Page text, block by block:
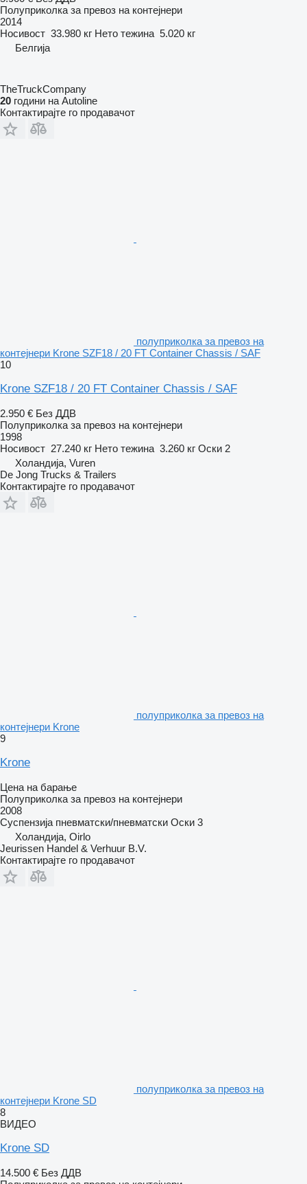
Полуприколка за превоз на контејнери
2014
Носивост 33.980 кг Нето тежина 5.020 кг
Белгија
TheTruckCompany
20 години на Autoline
Контактирајте го продавачот
полуприколка за превоз на
контејнери Krone SZF18 / 20 FT Container Chassis / SAF
10
Krone SZF18 / 20 FT Container Chassis / SAF
2.950 € Без ДДВ
Полуприколка за превоз на контејнери
1998
Носивост 27.240 кг Нето тежина 3.260 кг Оски 2
Холандија, Vuren
De Jong Trucks & Trailers
Контактирајте го продавачот
полуприколка за превоз на
контејнери Krone
9
Krone
Цена на барање
Полуприколка за превоз на контејнери
2008
Суспензија пневматски/пневматски Оски 3
Холандија, Oirlo
Jeurissen Handel & Verhuur B.V.
Контактирајте го продавачот
полуприколка за превоз на
контејнери Krone SD
8
ВИДЕО
Krone SD
14.500 € Без ДДВ